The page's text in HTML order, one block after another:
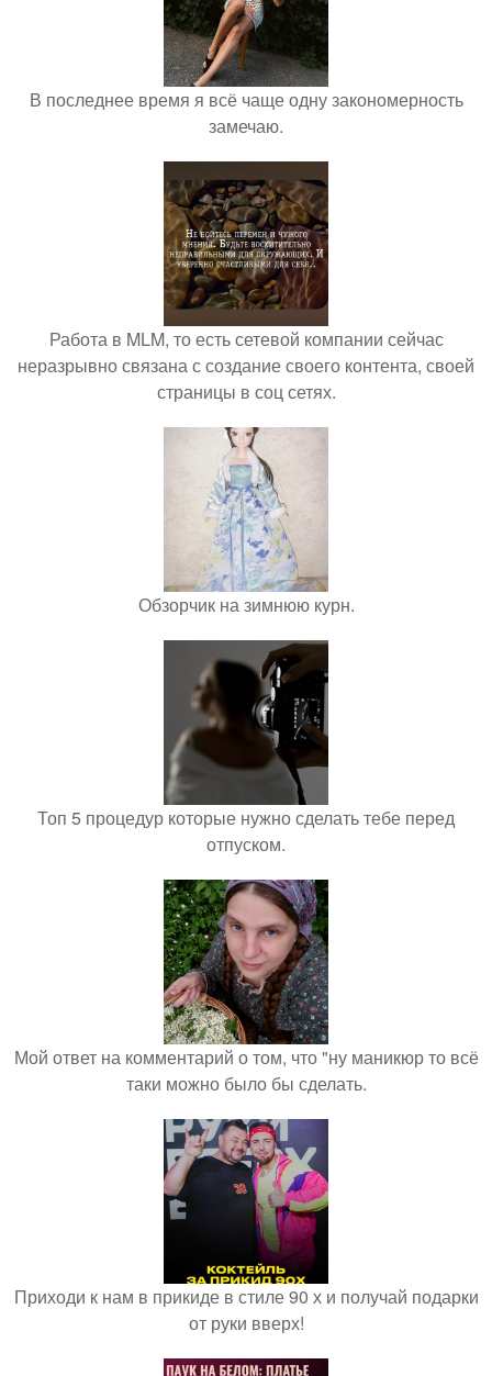
В последнее время я всё чаще одну закономерность
замечаю.
Работа в MLM, то есть сетевой компании сейчас
неразрывно связана с создание своего контента, своей
страницы в соц сетях.
Обзорчик на зимнюю курн.
Топ 5 процедур которые нужно сделать тебе перед
отпуском.
Мой ответ на комментарий о том, что "ну маникюр то всё
таки можно было бы сделать.
Приходи к нам в прикиде в стиле 90 х и получай подарки
от руки вверх!